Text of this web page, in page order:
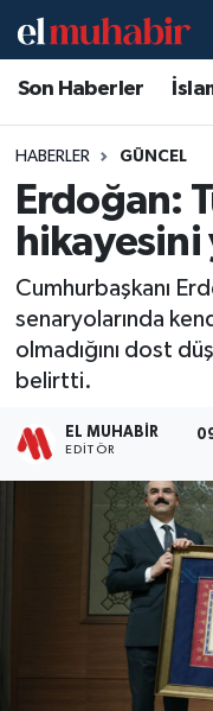
Son Haberler
HABERLER GÜNCEL
Erdoğan:
hikayesini
Cumhurbaşkanı
senaryolarında
olmadığını dost
belirtti.
EL MUHABIR
EDITÖR
Hava Durumu
Trafik Durumu
Süper Lig Puan
Son Dakika
Haber Arşivi